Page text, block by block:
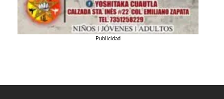
Publicidad